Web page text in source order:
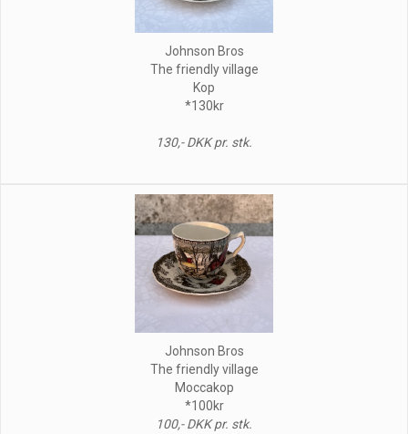
Johnson Bros
The friendly village
Kop
*130kr
130,- DKK pr. stk.
Johnson Bros
The friendly village
Moccakop
*100kr
100,- DKK pr. stk.